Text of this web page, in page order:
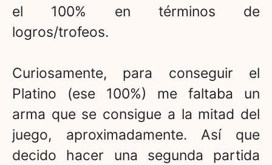
el 100% en términos de
logros/trofeos.
Curiosamente, para conseguir el
Platino (ese 100%) me faltaba un
arma que se consigue a la mitad del
juego, aproximadamente. Así que
decido hacer una segunda partida